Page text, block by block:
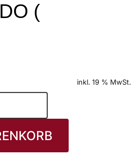
(
inkl. 19 % MwSt.